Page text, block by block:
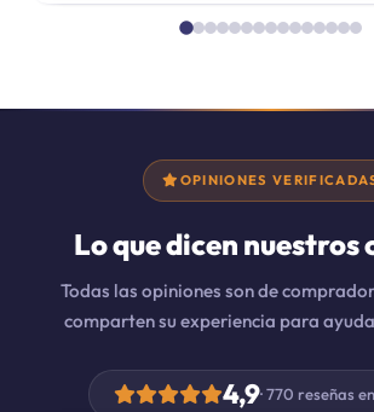
OPINIONES
Lo que dicen nuestros
Todas las opiniones son de
comparten su experiencia para
4,9· 770 reseñas